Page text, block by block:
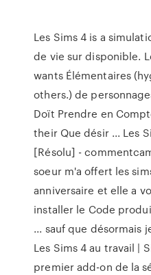
Les Sims 4 is a
de vie sur disponible.
wants Élémentaires
others.) de
Doït Prendre en
their Que désir ... Les
[Résolu] -
soeur m'a offert les
anniversaire et elle a
installer le Code
... sauf que désormais
Les Sims 4 au travail |
premier add-on de la